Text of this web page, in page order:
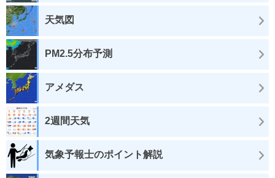
天気図
PM2.5分布予測
アメダス
2週間天気
気象予報士のポイント解説